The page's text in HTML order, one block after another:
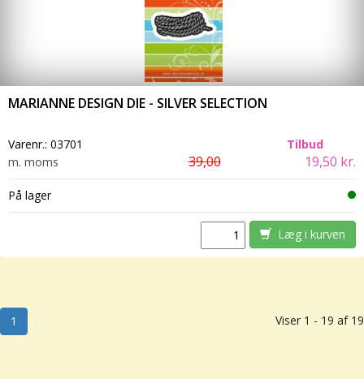
MARIANNE DESIGN DIE - SILVER SELECTION
Varenr.: 03701
Tilbud
m. moms
39,00 19,50 kr.
På lager
Læg i kurven
Viser 1 - 19 af 19
1